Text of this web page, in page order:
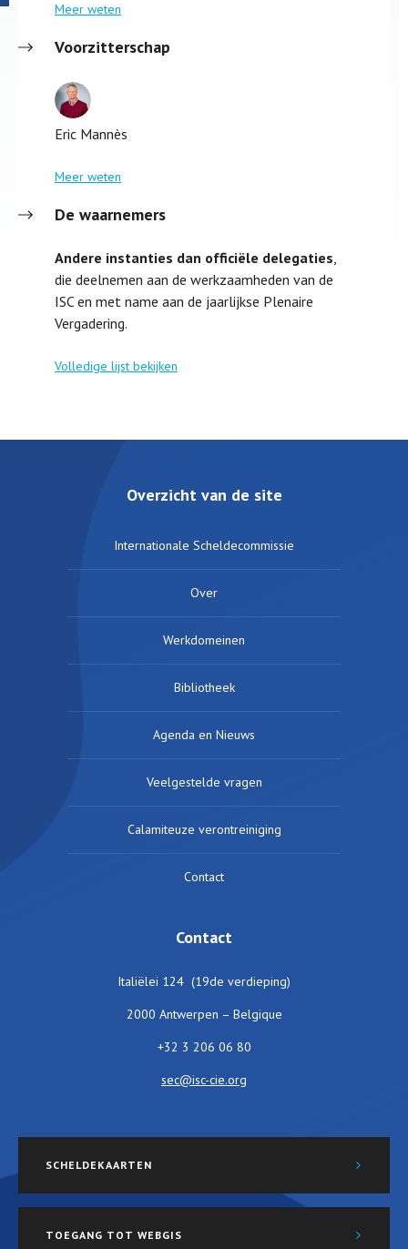
Meer weten
Voorzitterschap
Eric Mannès
Meer weten
De waarnemers
Andere instanties dan officiële delegaties,
die deelnemen aan de werkzaamheden van de
ISC en met name aan de jaarlijkse Plenaire
Vergadering.
Volledige lijst bekijken
Overzicht van de site
Internationale Scheldecommissie
Over
Werkdomeinen
Bibliotheek
Agenda en Nieuws
Veelgestelde vragen
Calamiteuze verontreiniging
Contact
Contact
Italiëlei 124 (19de verdieping)
2000 Antwerpen – Belgique
+32 3 206 06 80
sec@isc-cie.org
SCHELDEKAARTEN
TOEGANG TOT WEBGIS